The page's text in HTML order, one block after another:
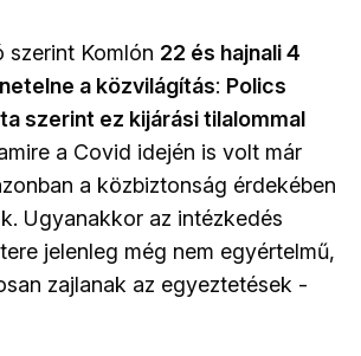
szerint Komlón 22 és hajnali 4
a közvilágítás: Polics
szerint ez kijárási tilalommal
a Covid idején is volt már
a közbiztonság érdekében
Ugyanakkor az intézkedés
jelenleg még nem egyértelmű,
zajlanak az egyeztetések -